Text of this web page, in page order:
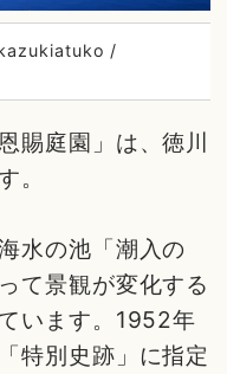
kazukiatuko /
賜庭園」は、徳川
。
水の池「潮入の
て景観が変化する
います。1952年
特別史跡」に指定